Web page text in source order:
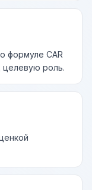
формуле CAR
целевую роль.